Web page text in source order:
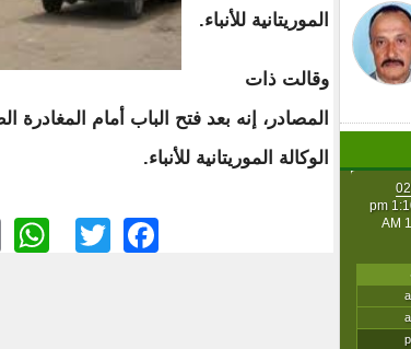
الموريتانية للأنباء.
وقالت ذات
المصادر، إنه بعد فتح الباب أمام
الوكالة الموريتانية للأنباء.